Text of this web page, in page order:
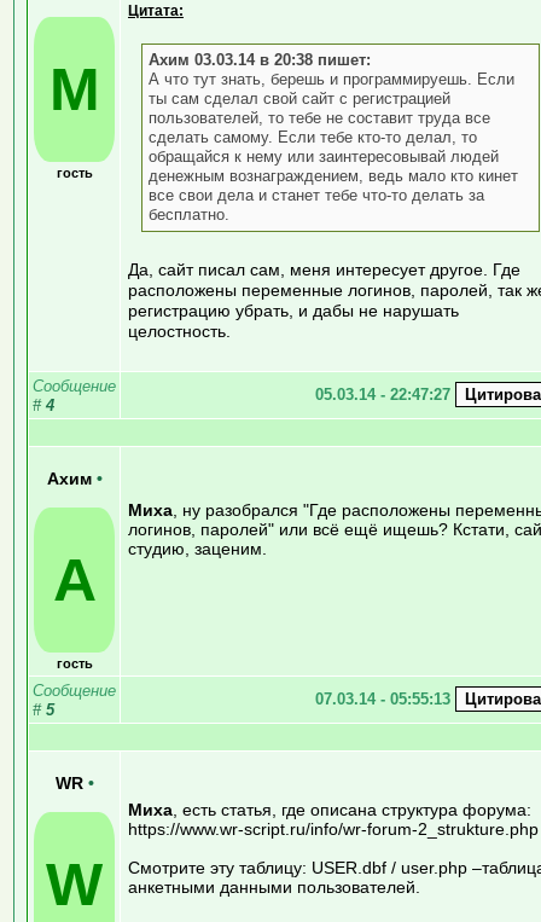
М
гость
Цитата:
Ахим 03.03.14 в 20:38 пишет:
А что тут знать, берешь и программируешь. Если
ты сам сделал свой сайт с регистрацией
пользователей, то тебе не составит труда все
сделать самому. Если тебе кто-то делал, то
обращайся к нему или заинтересовывай людей
денежным вознаграждением, ведь мало кто кинет
все свои дела и станет тебе что-то делать за
бесплатно.
Да, сайт писал сам, меня интересует другое. Где
расположены переменные логинов, паролей, так
регистрацию убрать, и дабы не нарушать
целостность.
Сообщение
# 4
05.03.14 - 22:47:27
Ахим •
А
гость
Миха , ну разобрался "Где расположены
логинов, паролей" или всё ещё ищешь? Кстати,
студию, заценим.
Сообщение
# 5
07.03.14 - 05:55:13
WR •
W
Миха , есть статья, где описана структура форума:
https://www.wr-script.ru/info/wr-forum-
Смотрите эту таблицу: USER.dbf / user.php
анкетными данными пользователей.